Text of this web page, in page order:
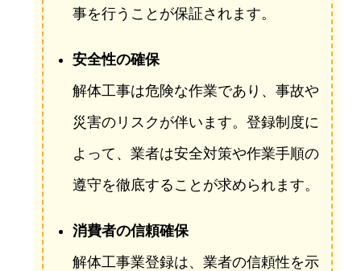
事を行うことが保証されます。
安全性の確保
解体工事は危険な作業であり、事故や
災害のリスクが伴います。登録制度に
よって、業者は安全対策や作業手順の
遵守を徹底することが求められます。
消費者の信頼確保
解体工事業登録は、業者の信頼性を示